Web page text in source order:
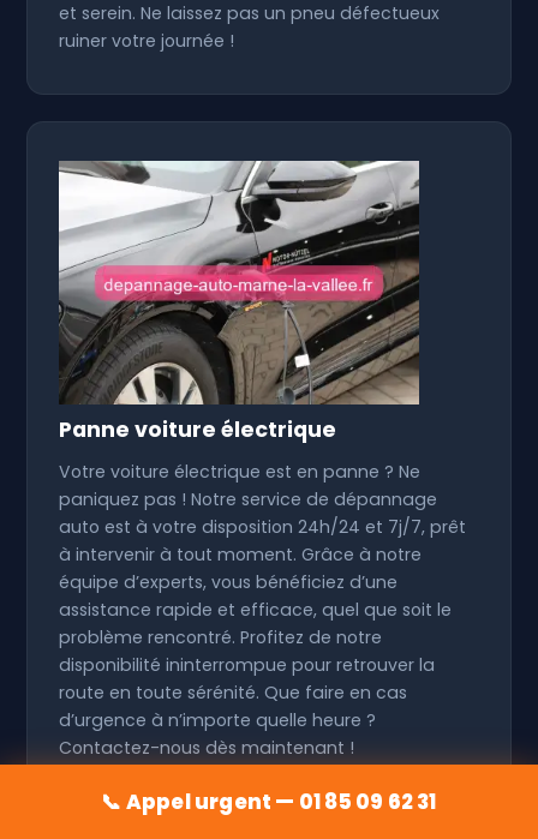
et serein. Ne laissez pas un pneu défectueux
ruiner votre journée !
Panne voiture électrique
Votre voiture électrique est en panne ? Ne
paniquez pas ! Notre service de dépannage
auto est à votre disposition 24h/24 et 7j/7, prêt
à intervenir à tout moment. Grâce à notre
équipe d’experts, vous bénéficiez d’une
assistance rapide et efficace, quel que soit le
problème rencontré. Profitez de notre
disponibilité ininterrompue pour retrouver la
route en toute sérénité. Que faire en cas
d’urgence à n’importe quelle heure ?
Contactez-nous dès maintenant !
📞 Appel urgent — 01 85 09 62 31